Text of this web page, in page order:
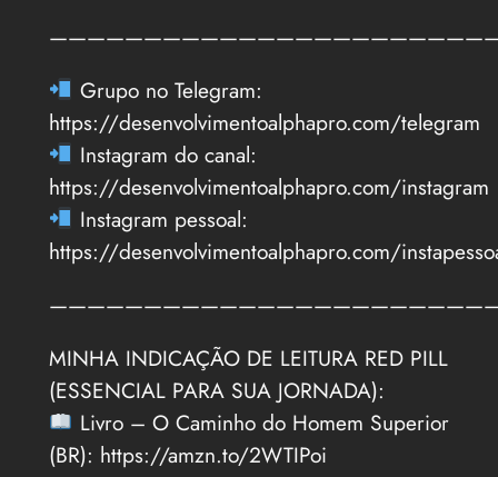
Grupo no Telegram:
https://desenvolvimentoalphapro.com/telegram
Instagram do canal:
https://desenvolvimentoalphapro.com/instagram
Instagram pessoal:
https://desenvolvimentoalphapro.com/
MINHA INDICAÇÃO DE LEITURA RED PILL
(ESSENCIAL PARA SUA JORNADA):
Livro – O Caminho do Homem Superior
(BR): https://amzn.to/2WTIPoi